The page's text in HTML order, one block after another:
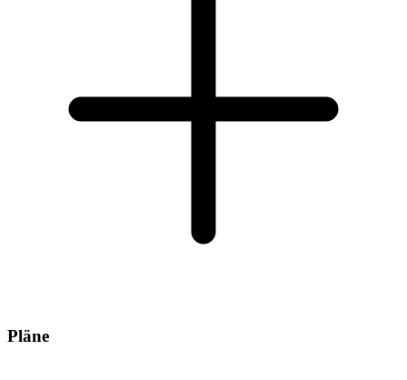
Pläne